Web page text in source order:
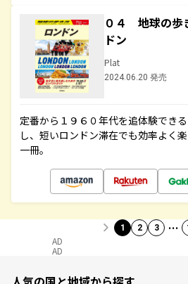
０４ 地球の
ドン
Plat
2024.06.20 発売
定番から１９６０年代を追体験でき
し、短いロンドン滞在でも効率よく
一冊。
1 2 3 …
AD
AD